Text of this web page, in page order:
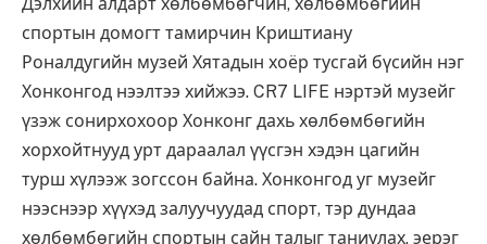
спортын домогт тамирчин Криштиану
Роналдугийн музей Хятадын хоёр тусгай бүсийн нэг
Хонконгод нээлтээ хийжээ. CR7 LIFE нэртэй музейг
үзэж сонирхохоор Хонконг дахь хөлбөмбөгийн
хорхойтнууд урт дараалал үүсгэн хэдэн цагийн
турш хүлээж зогссон байна. Хонконгод уг музейг
нээснээр хүүхэд залуучуудад спорт, тэр дундаа
хөлбөмбөгийн спортын сайн талыг таниулах, эерэг